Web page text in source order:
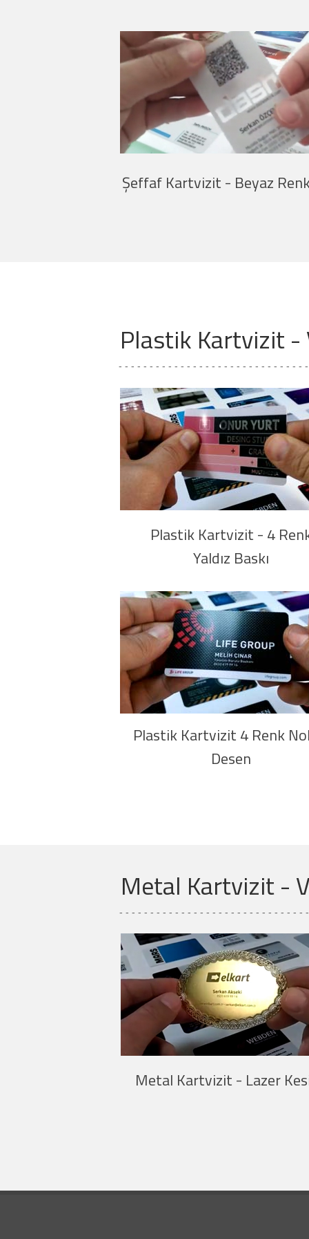
Plastik Kartvizit - 4
Yaldız Baskı
- - - - - - - - - - - - - - - - - - - - - - - - - - - - - -
Plastik Kartvizit -
Plastik Kartvizit 4 Renk
Desen
Metal Kartvizit - Lazer
- - - - - - - - - - - - - - - - - - - - - - - - - - - - - -
Metal Kartvizit -